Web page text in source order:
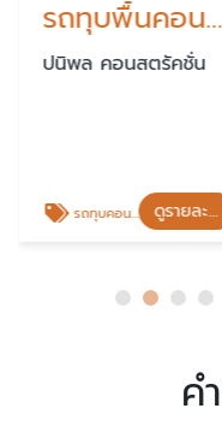
รถทุบพื้นคอนกรีต
ปนิพล คอนสตรัคชั่น
รถทุบคอนกรีต ดูรายละเอียด
ค